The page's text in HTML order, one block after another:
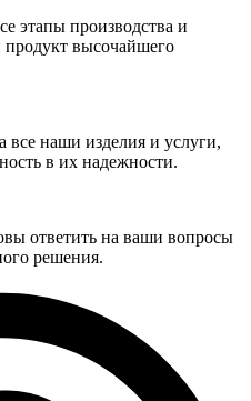
этапы производства и
высочайшего
наши изделия и услуги,
в их надежности.
ответить на ваши вопросы
решения.